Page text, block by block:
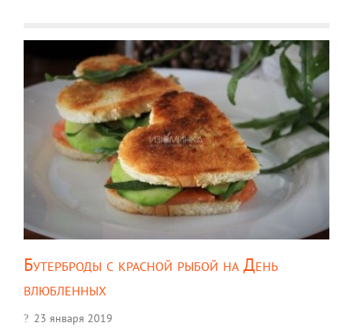
Бутерброды с красной рыбой на День
влюбленных
23 января 2019